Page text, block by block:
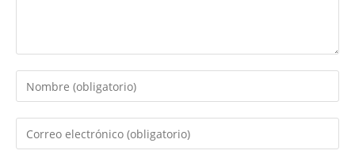
Introduce
tu
nombre
Introduce
tu